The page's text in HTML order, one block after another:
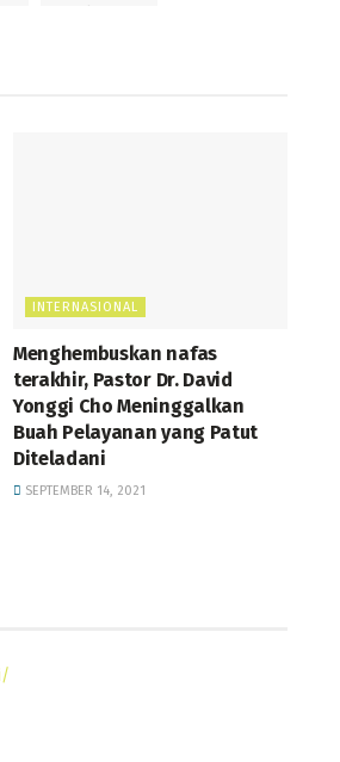
INTERNASIONAL
Menghembuskan nafas
terakhir, Pastor Dr. David
Yonggi Cho Meninggalkan
Buah Pelayanan yang Patut
Diteladani
SEPTEMBER 14, 2021